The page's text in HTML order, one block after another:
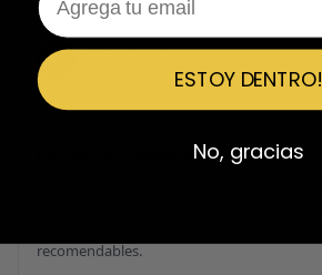
JV Javier Victorio
Reseña en Trustpilot
Perfectos y súper serios y atentos
recomendables.
ESTOY DENTRO!
No, gracias